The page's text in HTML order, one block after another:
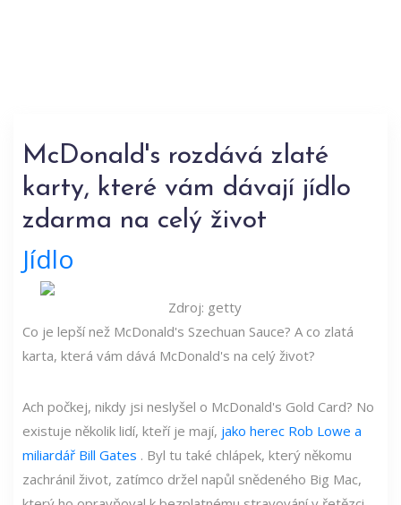
McDonald's rozdává zlaté
karty, které vám dávají jídlo
zdarma na celý život
Jídlo
Zdroj: getty
Co je lepší než McDonald's Szechuan Sauce? A co zlatá
karta, která vám dává McDonald's na celý život?
Ach počkej, nikdy jsi neslyšel o McDonald's Gold Card? No
existuje několik lidí, kteří je mají, jako herec Rob Lowe a
miliardář Bill Gates . Byl tu také chlápek, který někomu
zachránil život, zatímco držel napůl snědeného Big Mac,